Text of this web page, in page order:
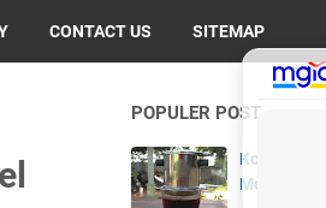
CONTACT US SITEMAP
POPULER POST
Kopi
Membuat,